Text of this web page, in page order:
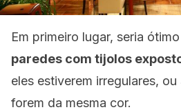
Em primeiro lugar, seria
paredes com tijolos
eles estiverem irregulares,
forem da mesma cor.